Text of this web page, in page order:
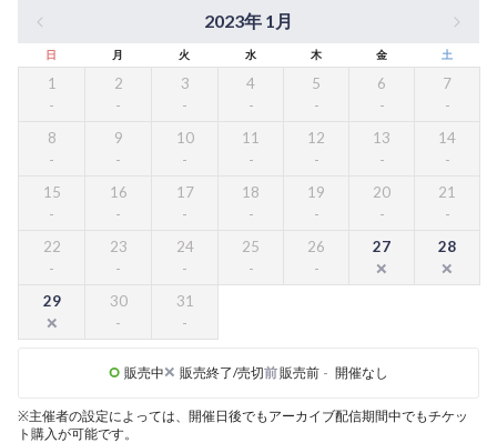
2023年 1月
日 月 火 水 木 金 土
1 2 3 4 5 6 7
8 9 10 11 12 13 14
15 16 17 18 19 20 21
22 23 24 25 26 27 28
29 30 31
販売中 販売終了/売切前販売前 - 開催なし
※主催者の設定によっては、開催日後でもアーカイブ配信期間中でもチケッ
ト購入が可能です。